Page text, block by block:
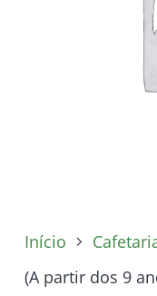
Início
(A partir dos 9